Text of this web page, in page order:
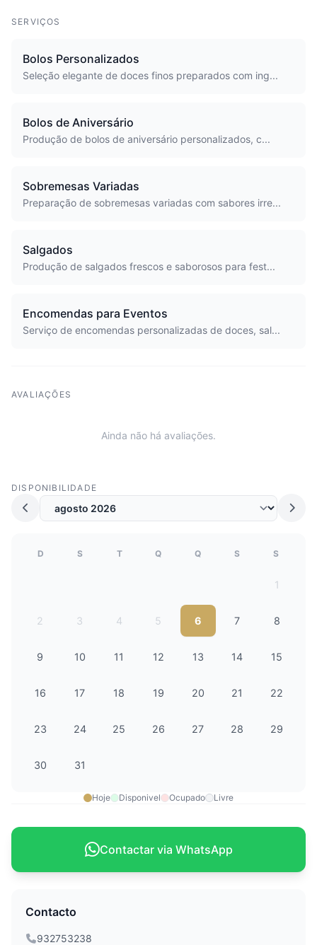
SERVIÇOS
Bolos Personalizados
Seleção elegante de doces finos preparados com ing...
Bolos de Aniversário
Produção de bolos de aniversário personalizados, c...
Sobremesas Variadas
Preparação de sobremesas variadas com sabores irre...
Salgados
Produção de salgados frescos e saborosos para fest...
Encomendas para Eventos
Serviço de encomendas personalizadas de doces, sal...
AVALIAÇÕES
Ainda não há avaliações.
DISPONIBILIDADE
D S T Q Q S S
1
2 3 4 5 6 7 8
9 10 11 12 13 14 15
16 17 18 19 20 21 22
23 24 25 26 27 28 29
30 31
Hoje Disponivel Ocupado Livre
Contactar via WhatsApp
Contacto
932753238